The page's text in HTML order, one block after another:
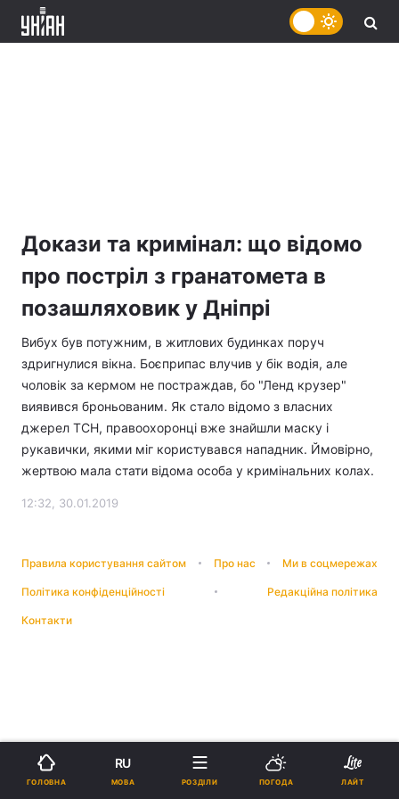
Докази та кримінал: що відомо
про постріл з гранатомета в
позашляховик у Дніпрі
Вибух був потужним, в житлових будинках поруч
здригнулися вікна. Боєприпас влучив у бік водія, але
чоловік за кермом не постраждав, бо "Ленд крузер"
виявився броньованим. Як стало відомо з власних
джерел ТСН, правоохоронці вже знайшли маску і
рукавички, якими міг користувався нападник. Ймовірно,
жертвою мала стати відома особа у кримінальних колах.
12:32, 30.01.2019
Правила користування сайтом Про нас Ми в соцмережах
Політика конфіденційності Редакційна політика
Контакти
ГОЛОВНА
RU
МОВА РОЗДІЛИ ПОГОДА ЛАЙТ